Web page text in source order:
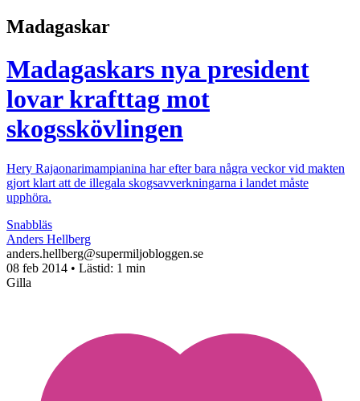
Madagaskar
Madagaskars nya president
lovar krafttag mot
skogsskövlingen
Hery Rajaonarimampianina har efter bara några veckor vid makten
gjort klart att de illegala skogsavverkningarna i landet måste
upphöra.
Snabbläs
Anders Hellberg
anders.hellberg@supermiljobloggen.se
08 feb 2014 • Lästid: 1 min
Gilla